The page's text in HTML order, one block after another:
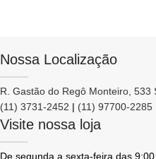
Nossa Localização
R. Gastão do Regô Monteiro, 533
(11) 3731-2452 | (11) 97700-2285
Visite nossa loja
De segunda a sexta-feira das